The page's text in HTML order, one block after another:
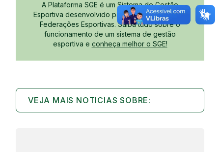
A Plataforma SGE é um Sistema de Gestão
Esportiva desenvolvido para Confederações e
Federações Esportivas. Saiba tudo sobre o
funcionamento de um sistema de gestão
esportiva e conheça melhor o SGE!
VEJA MAIS NOTICIAS SOBRE: